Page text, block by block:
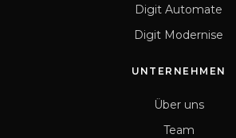
Digit Automate
Digit Modernise
UNTERNEHMEN
Über uns
Team